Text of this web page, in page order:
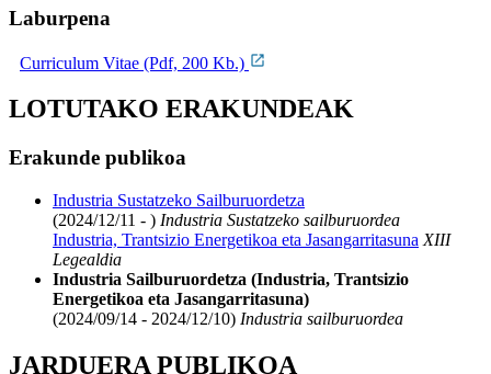
Laburpena
Curriculum Vitae (Pdf, 200 Kb.)
LOTUTAKO ERAKUNDEAK
Erakunde publikoa
Industria Sustatzeko Sailburuordetza
(2024/12/11 - ) Industria Sustatzeko sailburuordea
Industria, Trantsizio Energetikoa eta Jasangarritasuna XIII
Legealdia
Industria Sailburuordetza (Industria, Trantsizio
Energetikoa eta Jasangarritasuna)
(2024/09/14 - 2024/12/10) Industria sailburuordea
JARDUERA PUBLIKOA